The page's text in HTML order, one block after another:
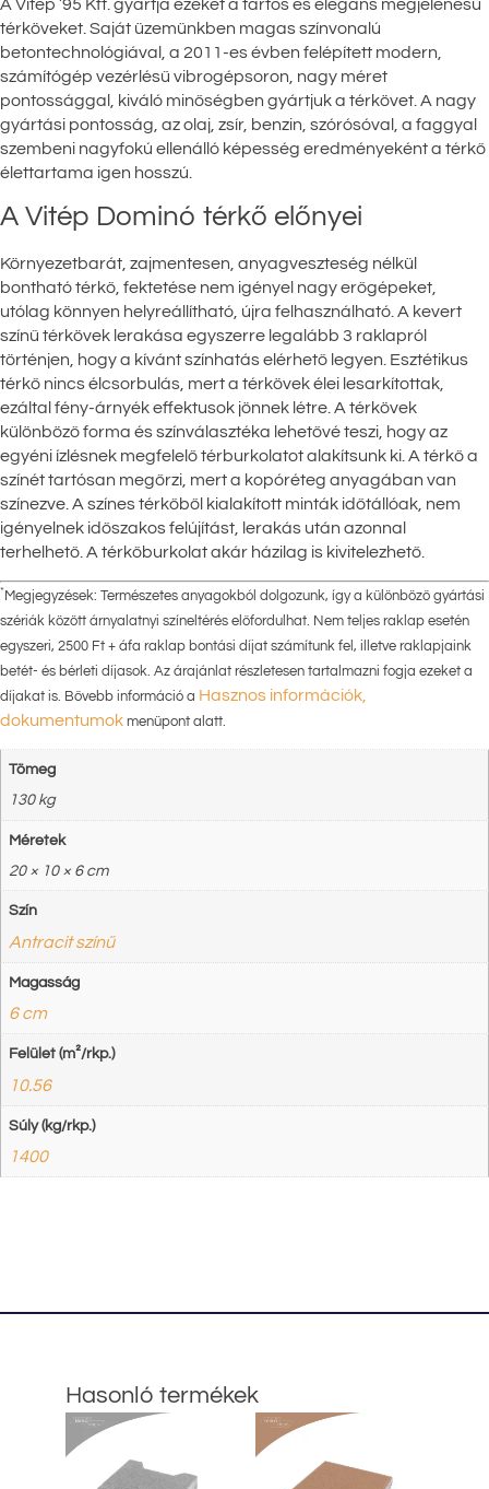
A Vitép ’95 Kft. gyártja ezeket a tartós és elegáns megjelenésű
térköveket. Saját üzemünkben magas színvonalú
betontechnológiával, a 2011-es évben felépített modern,
számítógép vezérlésű vibrogépsoron, nagy méret
pontossággal, kiváló minőségben gyártjuk a térkövet. A nagy
gyártási pontosság, az olaj, zsír, benzin, szórósóval, a faggyal
szembeni nagyfokú ellenálló képesség eredményeként a térkő
élettartama igen hosszú.
A Vitép Dominó térkő előnyei
Környezetbarát, zajmentesen, anyagveszteség nélkül
bontható térkő, fektetése nem igényel nagy erőgépeket,
utólag könnyen helyreállítható, újra felhasználható. A kevert
színű térkövek lerakása egyszerre legalább 3 raklapról
történjen, hogy a kívánt színhatás elérhető legyen. Esztétikus
térkő nincs élcsorbulás, mert a térkövek élei lesarkítottak,
ezáltal fény-árnyék effektusok jönnek létre. A térkövek
különböző forma és színválasztéka lehetővé teszi, hogy az
egyéni ízlésnek megfelelő térburkolatot alakítsunk ki. A térkő a
színét tartósan megőrzi, mert a kopóréteg anyagában van
színezve. A színes térkőből kialakított minták időtállóak, nem
igényelnek időszakos felújítást, lerakás után azonnal
terhelhető. A térkőburkolat akár házilag is kivitelezhető.
* Megjegyzések: Természetes anyagokból dolgozunk, így a különböző gyártási
szériák között árnyalatnyi színeltérés előfordulhat. Nem teljes raklap esetén
egyszeri, 2500 Ft + áfa raklap bontási díjat számítunk fel, illetve raklapjaink
betét- és bérleti díjasok. Az árajánlat részletesen tartalmazni fogja ezeket a
díjakat is. Bővebb információ a Hasznos információk,
dokumentumok menüpont alatt.
Tömeg
130 kg
Méretek
20 × 10 × 6 cm
Szín
Antracit színű
Magasság
6 cm
Felület (m²/rkp.)
10.56
Súly (kg/rkp.)
1400
Hasonló termékek